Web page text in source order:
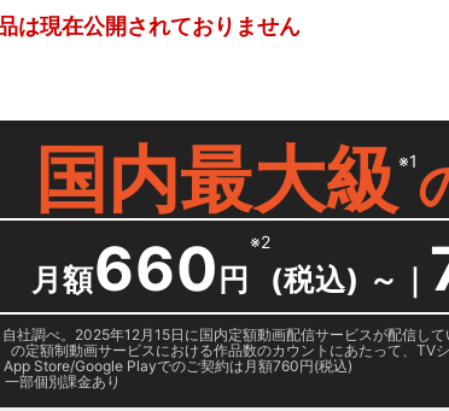
は現在公開されておりません
国内最大級 ※1
月額660 円
※2
(税込) ～ ｜
自社調べ。2025年12月15日に国内定額動画配信サービスが配信し
の定額制動画サービスにおける作品数のカウントにあたって、TV
App Store/Google Playでのご契約は月額760円(税込)
一部個別課金あり